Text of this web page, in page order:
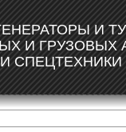
И
И ГРУЗОВЫХ
СПЕЦТЕХНИКИ